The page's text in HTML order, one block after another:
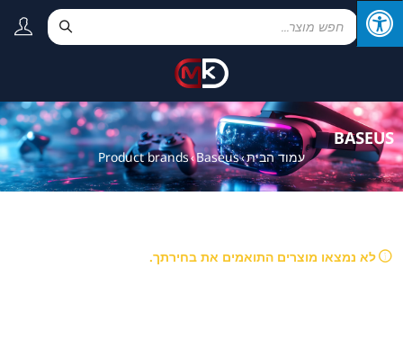
BASEUS
עמוד הבית›
Product brands›Baseus
לא נמצאו מוצרים התואמים את בחירתך.